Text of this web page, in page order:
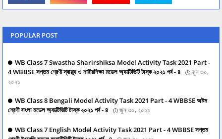
POPULAR POST
WB Class 7 Swastha Sharirshiksa Model Activity Task 2021 Part -
4 WBBSE সপ্তম শ্রেণী স্বাস্থ্য ও শারীরশিক্ষা মডেল অ্যাক্টিভিটি টাস্ক ২০২১ পর্ব - ৪
জুন ৩০,
২০২১
WB Class 8 Bengali Model Activity Task 2021 Part - 4 WBBSE অষ্টম
শ্রেণী বাংলা মডেল অ্যাক্টিভিটি টাস্ক ২০২১ পর্ব - ৪
জুন ৩০, ২০২১
WB Class 7 English Model Activity Task 2021 Part - 4 WBBSE সপ্তম